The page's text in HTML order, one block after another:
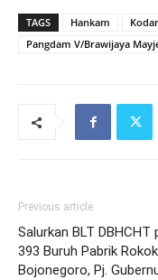
TAGS Hankam
Pangdam V/Brawijaya
Previous article
Salurkan BLT DBHCHT
393 Buruh Pabrik Rokok
Bojonegoro, Pj.